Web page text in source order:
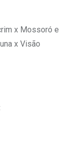
x Mossoró e
x Visão